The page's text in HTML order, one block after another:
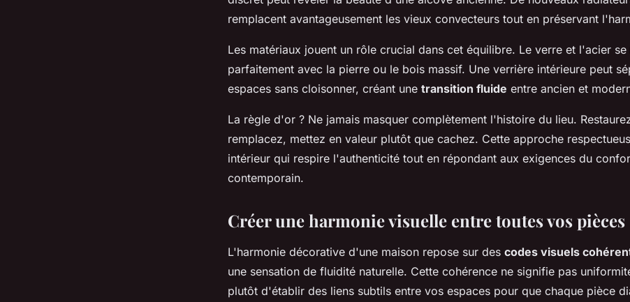
remplacent avantageusement les vieux convecteurs tout en préservant
Les matériaux jouent un rôle crucial dans cet équilibre. Le verre et l'acier se
parfaitement avec la pierre ou le bois massif. Une verrière intérieure peut
espaces sans cloisonner, créant une transition fluide entre ancien et
La règle d'or ? Ne jamais masquer complètement l'histoire du lieu.
remplacez, mettez en valeur plutôt que cachez. Cette approche
intérieur qui respire l'authenticité tout en répondant aux exigences du
contemporain.
Créer une harmonie visuelle entre toutes vos pièces
L'harmonie décorative d'une maison repose sur des codes visuels
une sensation de fluidité naturelle. Cette cohérence ne signifie pas
plutôt d'établir des liens subtils entre vos espaces pour que chaque pièce